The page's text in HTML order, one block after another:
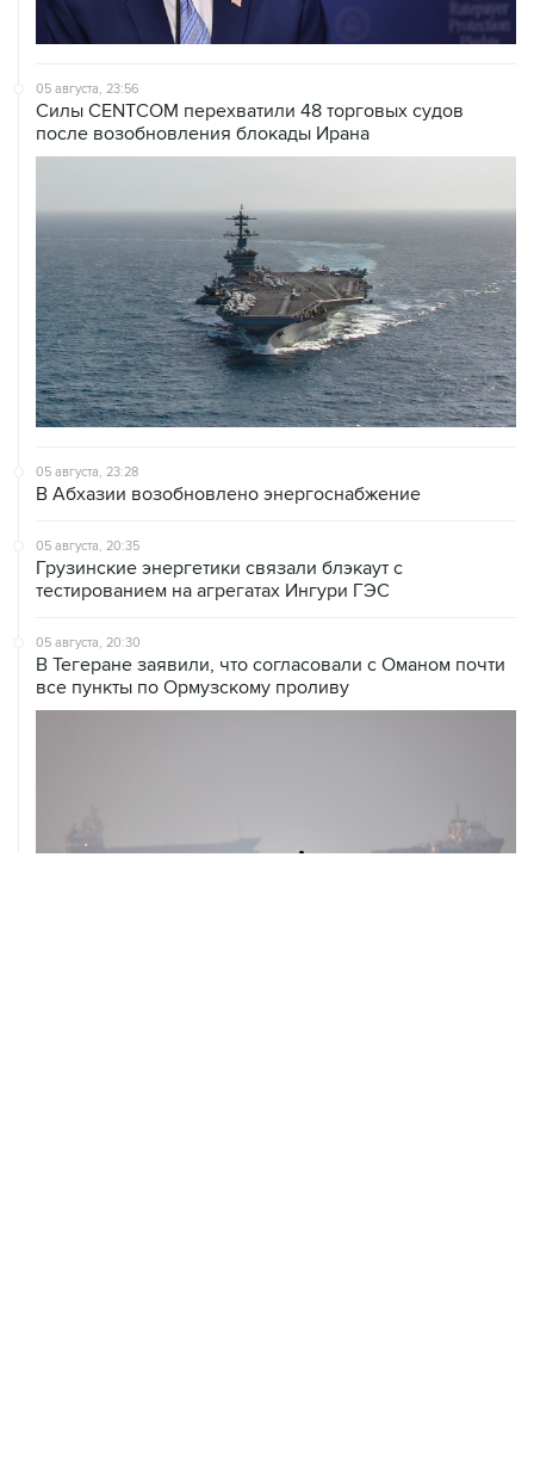
05 августа, 23:56
Силы CENTCOM перехватили 48 торговых судов
после возобновления блокады Ирана
05 августа, 23:28
В Абхазии возобновлено энергоснабжение
05 августа, 20:35
Грузинские энергетики связали блэкаут с
тестированием на агрегатах Ингури ГЭС
05 августа, 20:30
В Тегеране заявили, что согласовали с Оманом почти
все пункты по Ормузскому проливу